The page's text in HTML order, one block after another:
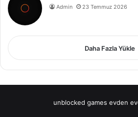
Admin 23 Temmuz 2026
Daha Fazla Yükle
unblocked games evden